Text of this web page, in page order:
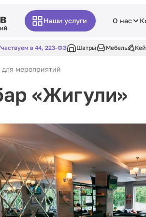
Наши услуги О нас
в 44, 223-ФЗ Шатры Мебель
мероприятий
«Жигули»